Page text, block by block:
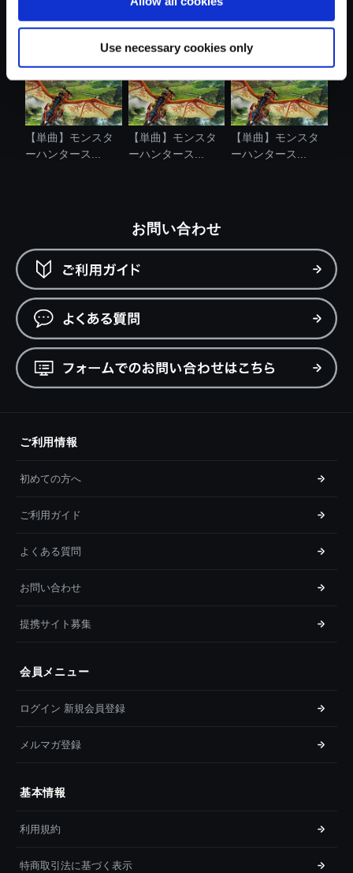
Use necessary cookies only
【単曲】モンスタ
ーハンタース...
【単曲】モンスタ
ーハンタース...
【単曲】モンスタ
ーハンタース...
お問い合わせ
ご利用情報
初めての方へ
ご利用ガイド
よくある質問
お問い合わせ
提携サイト募集
会員メニュー
ログイン 新規会員登録
メルマガ登録
基本情報
利用規約
特商取引法に基づく表示